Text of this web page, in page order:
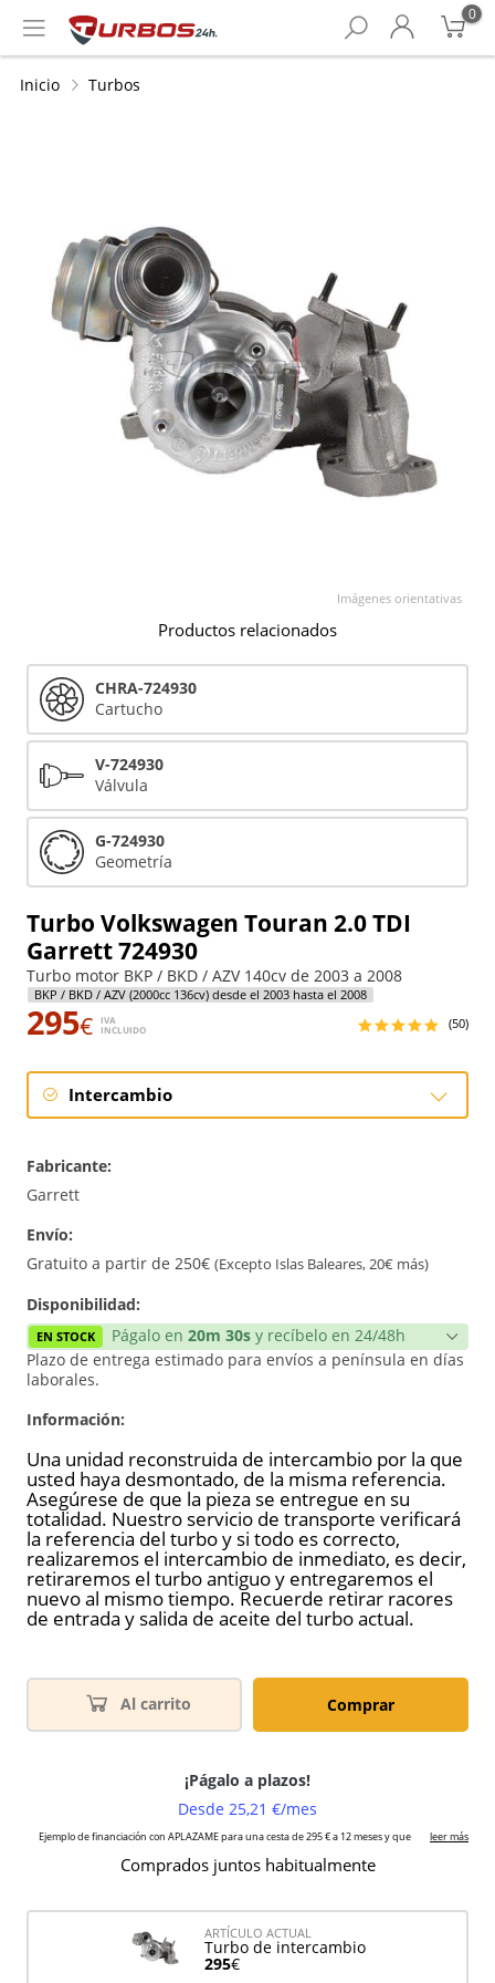
0
Inicio Turbos
Turbo Volkswagen Touran 2.0 TDI
Garrett 724930
Turbo motor BKP / BKD / AZV 140cv de 2003 a 2008
BKP / BKD / AZV (2000cc 136cv) desde el 2003 hasta el 2008
295€
IVA
INCLUIDO
(50)
Intercambio
Reconstrucción
Reforzado
Fabricante:
Garrett
Envío:
Gratuito a partir de 250€ (Excepto Islas Baleares, 20€ más)
Disponibilidad:
EN STOCK Págalo en 20m 30s y recíbelo en 24/48h
Plazo de entrega estimado para envíos a península en días
laborales.
Información:
Una unidad reconstruida de intercambio por la que
usted haya desmontado, de la misma referencia.
Asegúrese de que la pieza se entregue en su
totalidad. Nuestro servicio de transporte verificará
la referencia del turbo y si todo es correcto,
realizaremos el intercambio de inmediato, es decir,
retiraremos el turbo antiguo y entregaremos el
nuevo al mismo tiempo. Recuerde retirar racores
de entrada y salida de aceite del turbo actual.
Al carrito Comprar
Comprados juntos habitualmente
ARTÍCULO ACTUAL
Turbo de intercambio
295€
Imágenes orientativas
Productos relacionados
CHRA-724930
Cartucho
V-724930
Válvula
G-724930
Geometría